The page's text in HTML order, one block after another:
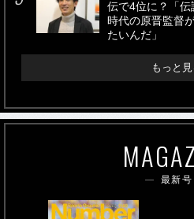
伝で4位に？「
時代の原晋監督
たいんだ」
もっと見
最新号